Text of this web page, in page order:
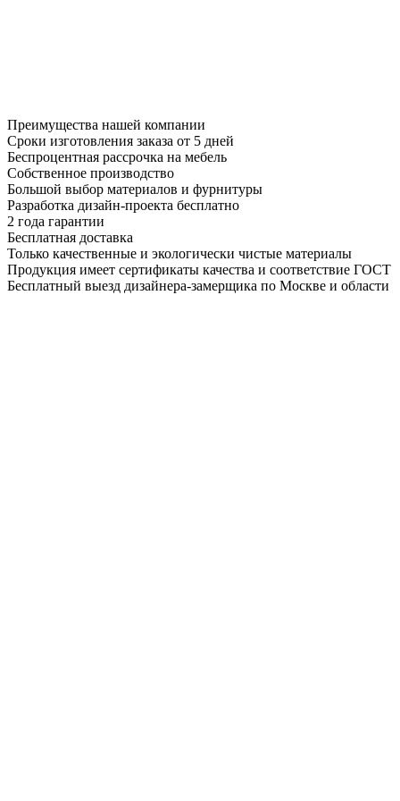
Преимущества нашей компании
Сроки изготовления заказа от 5 дней
Беспроцентная рассрочка на мебель
Собственное производство
Большой выбор материалов и фурнитуры
Разработка дизайн-проекта бесплатно
2 года гарантии
Бесплатная доставка
Только качественные и экологически чистые материалы
Продукция имеет сертификаты качества и соответствие ГОСТ
Бесплатный выезд дизайнера-замерщика по Москве и области